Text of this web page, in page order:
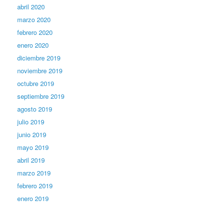
abril 2020
marzo 2020
febrero 2020
enero 2020
diciembre 2019
noviembre 2019
octubre 2019
septiembre 2019
agosto 2019
julio 2019
junio 2019
mayo 2019
abril 2019
marzo 2019
febrero 2019
enero 2019